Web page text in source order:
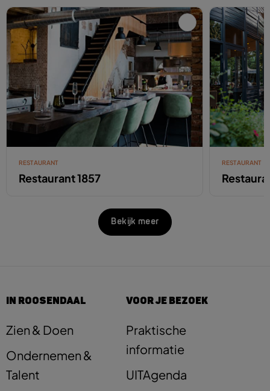
RESTAURANT
Restaurant 1857
RESTAURANT
Bekijk meer
IN ROOSENDAAL
Zien & Doen
Ondernemen &
Talent
VOOR JE BEZOEK
Praktische
informatie
UITAgenda